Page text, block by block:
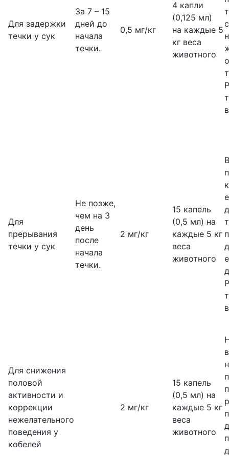
Для задержки
течки у сук
За 7 – 15
дней до
начала
течки.
0,5 мг/кг
4 капли
(0,125 мл)
на каждые 5
кг веса
животного
Для
прерывания
течки у сук
Не позже,
чем на 3
день
после
начала
течки.
2 мг/кг
15 капель
(0,5 мл) на
каждые 5 кг
веса
животного
Для снижения
половой
активности и
коррекции
нежелательного
поведения у
кобелей
2 мг/кг
15 капель
(0,5 мл) на
каждые 5 кг
веса
животного